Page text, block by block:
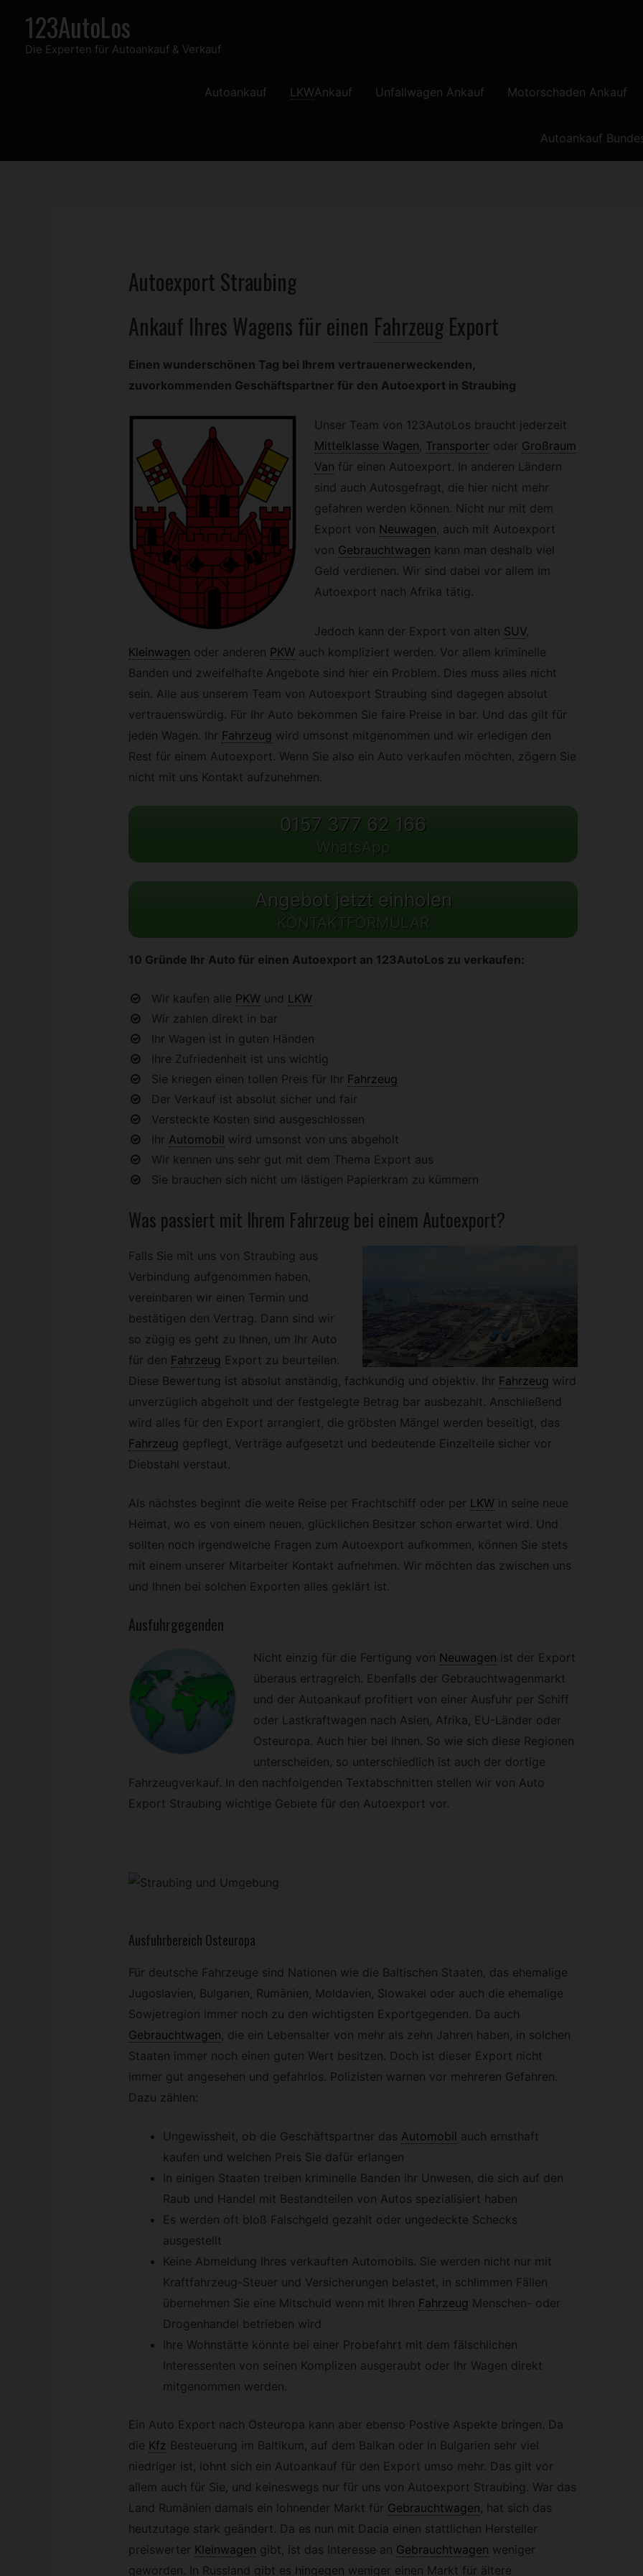
springen
123AutoLos
Die Experten für Autoankauf & Verkauf
Autoankauf LKWAnkauf Unfallwagen Ankauf Motorschaden Ankauf
Autoankauf
Autoexport Straubing
Ankauf Ihres Wagens für einen Fahrzeug Export
Einen wunderschönen Tag bei Ihrem vertrauenerweckenden,
zuvorkommenden Geschäftspartner für den Autoexport in Straubing
Unser Team von 123AutoLos braucht jederzeit
Mittelklasse Wagen, Transporter oder Großraum
Van für einen Autoexport. In anderen Ländern
sind auch Autosgefragt, die hier nicht mehr
gefahren werden können. Nicht nur mit dem
Export von Neuwagen, auch mit Autoexport
von Gebrauchtwagen kann man deshalb viel
Geld verdienen. Wir sind dabei vor allem im
Autoexport nach Afrika tätig.
Jedoch kann der Export von alten SUV,
Kleinwagen oder anderen PKW auch kompliziert werden. Vor allem kriminelle
Banden und zweifelhafte Angebote sind hier ein Problem. Dies muss alles nicht
sein. Alle aus unserem Team von Autoexport Straubing sind dagegen absolut
vertrauenswürdig. Für Ihr Auto bekommen Sie faire Preise in bar. Und das gilt für
jeden Wagen. Ihr Fahrzeug wird umsonst mitgenommen und wir erledigen den
Rest für einem Autoexport. Wenn Sie also ein Auto verkaufen möchten, zögern Sie
nicht mit uns Kontakt aufzunehmen.
0157 377 62 166
WhatsApp
Angebot jetzt einholen
KONTAKTFORMULAR
10 Gründe Ihr Auto für einen Autoexport an 123AutoLos zu verkaufen:
Wir kaufen alle PKW und LKW
Wir zahlen direkt in bar
Ihr Wagen ist in guten Händen
Ihre Zufriedenheit ist uns wichtig
Sie kriegen einen tollen Preis für Ihr Fahrzeug
Der Verkauf ist absolut sicher und fair
Versteckte Kosten sind ausgeschlossen
Ihr Automobil wird umsonst von uns abgeholt
Wir kennen uns sehr gut mit dem Thema Export aus
Sie brauchen sich nicht um lästigen Papierkram zu kümmern
Was passiert mit Ihrem Fahrzeugbei einem Autoexport?
Falls Sie mit uns von Straubing aus
Verbindung aufgenommen haben,
vereinbaren wir einen Termin und
bestätigen den Vertrag. Dann sind wir
so zügig es geht zu Ihnen, um Ihr Auto
für den Fahrzeug Export zu beurteilen.
Diese Bewertung ist absolut anständig, fachkundig und objektiv. Ihr Fahrzeug wird
unverzüglich abgeholt und der festgelegte Betrag bar ausbezahlt. Anschließend
wird alles für den Export arrangiert, die gröbsten Mängel werden beseitigt, das
Fahrzeug gepflegt, Verträge aufgesetzt und bedeutende Einzelteile sicher vor
Diebstahl verstaut.
Als nächstes beginnt die weite Reise per Frachtschiff oder per LKW in seine neue
Heimat, wo es von einem neuen, glücklichen Besitzer schon erwartet wird. Und
sollten noch irgendwelche Fragen zum Autoexport aufkommen, können Sie stets
mit einem unserer Mitarbeiter Kontakt aufnehmen. Wir möchten das zwischen uns
und Ihnen bei solchen Exporten alles geklärt ist.
Ausfuhrgegenden
Nicht einzig für die Fertigung von Neuwagen ist der Export
überaus ertragreich. Ebenfalls der Gebrauchtwagenmarkt
und der Autoankauf profitiert von einer Ausfuhr per Schiff
oder Lastkraftwagen nach Asien, Afrika, EU-Länder oder
Osteuropa. Auch hier bei Ihnen. So wie sich diese Regionen
unterscheiden, so unterschiedlich ist auch der dortige
Fahrzeugverkauf. In den nachfolgenden Textabschnitten stellen wir von Auto
Export Straubing wichtige Gebiete für den Autoexport vor.
Ausfuhrbereich Osteuropa
Für deutsche Fahrzeuge sind Nationen wie die Baltischen Staaten, das ehemalige
Jugoslavien, Bulgarien, Rumänien, Moldavien, Slowakei oder auch die ehemalige
Sowjetregion immer noch zu den wichtigsten Exportgegenden. Da auch
Gebrauchtwagen die ein Lebensalter von mehr als zehn Jahren haben, in solchen
Staaten immer noch einen guten Wert besitzen. Doch ist dieser Export nicht
immer gut angesehen und gefahrlos. Polizisten warnen vor mehreren Gefahren.
Dazu zählen:
Ungewissheit, ob die Geschäftspartner das Automobil auch ernsthaft
kaufen und welchen Preis Sie dafür erlangen
In einigen Staaten treiben kriminelle Banden ihr Unwesen, die sich auf den
Raub und Handel mit Bestandteilen von Autos spezialisiert haben
Es werden oft bloß Falschgeld gezahlt oder ungedeckte Schecks
ausgestellt
Keine Abmeldung Ihres verkauften Automobils. Sie werden nicht nur mit
Kraftfahrzeug-Steuer und Versicherungen belastet, in schlimmen Fällen
übernehmen Sie eine Mitschuld wenn mit Ihren Fahrzeug Menschen- oder
Drogenhandel betrieben wird
Ihre Wohnstätte könnte bei einer Probefahrt mit dem fälschlichen
Interessenten von seinen Komplizen ausgeraubt oder Ihr Wagen direkt
mitgenommen werden.
Ein Auto Export nach Osteuropa kann aber ebenso Postive Aspekte bringen. Da
die Kfz Besteuerung im Baltikum, auf dem Balkan oder in Bulgarien sehr viel
niedriger ist, lohnt sich ein Autoankauf für den Export umso mehr. Das gilt vor
allem auch für Sie, und keineswegs nur für uns von Autoexport Straubing. War das
Land Rumänien damals ein lohnender Markt für Gebrauchtwagen, hat sich das
heutzutage stark geändert. Da es nun mit Dacia einen stattlichen Hersteller
preiswerter Kleinwagen gibt, ist das Interesse an Gebrauchtwagen weniger
geworden. In Russland gibt es hingegen weniger einen Markt für ältere